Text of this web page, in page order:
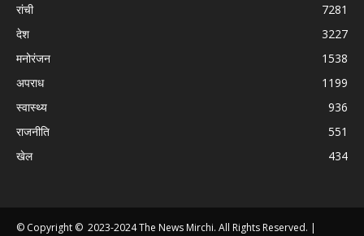
रांची
7281
देश
3227
मनोरंजन
1538
अपराध
1199
स्वास्थ्य
936
राजनीति
551
खेल
434
© Copyright © 2023-2024 The News Mirchi. All Rights Reserved. |